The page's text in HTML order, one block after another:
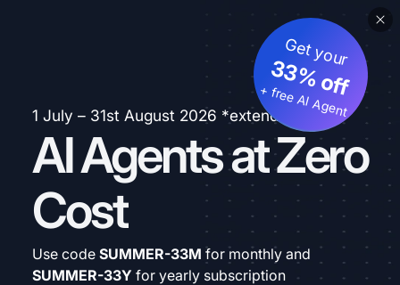
1 July – 31st August 2026 *extended
AI Agents at Zero
Cost
Get your
33% off
+ free AI Agent
Use code SUMMER-33M for monthly and
SUMMER-33Y for yearly subscription